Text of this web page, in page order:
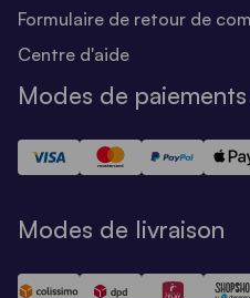
Formulaire de retour de
Centre d'aide
Modes de
Modes de livraison